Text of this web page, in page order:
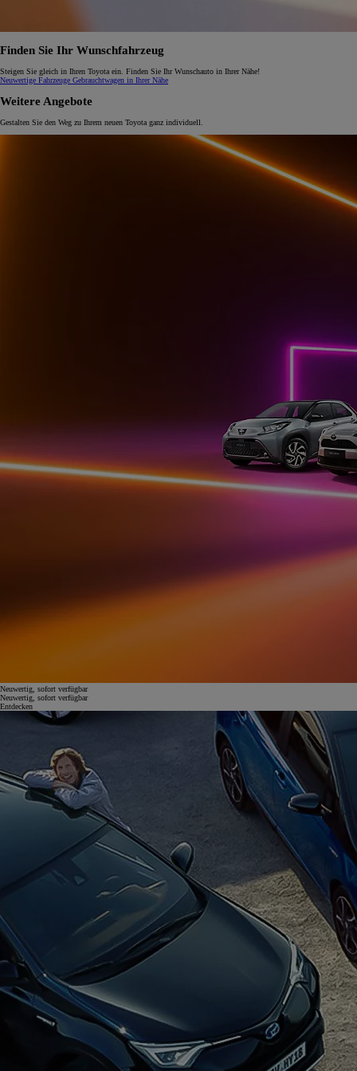
Finden Sie Ihr Wunschfahrzeug
Steigen Sie gleich in Ihren Toyota ein. Finden Sie Ihr Wunschauto in Ihrer Nähe!
Neuwertige Fahrzeuge Gebrauchtwagen in Ihrer Nähe
Weitere Angebote
Gestalten Sie den Weg zu Ihrem neuen Toyota ganz individuell.
Neuwertig, sofort verfügbar
Neuwertig, sofort verfügbar
Entdecken